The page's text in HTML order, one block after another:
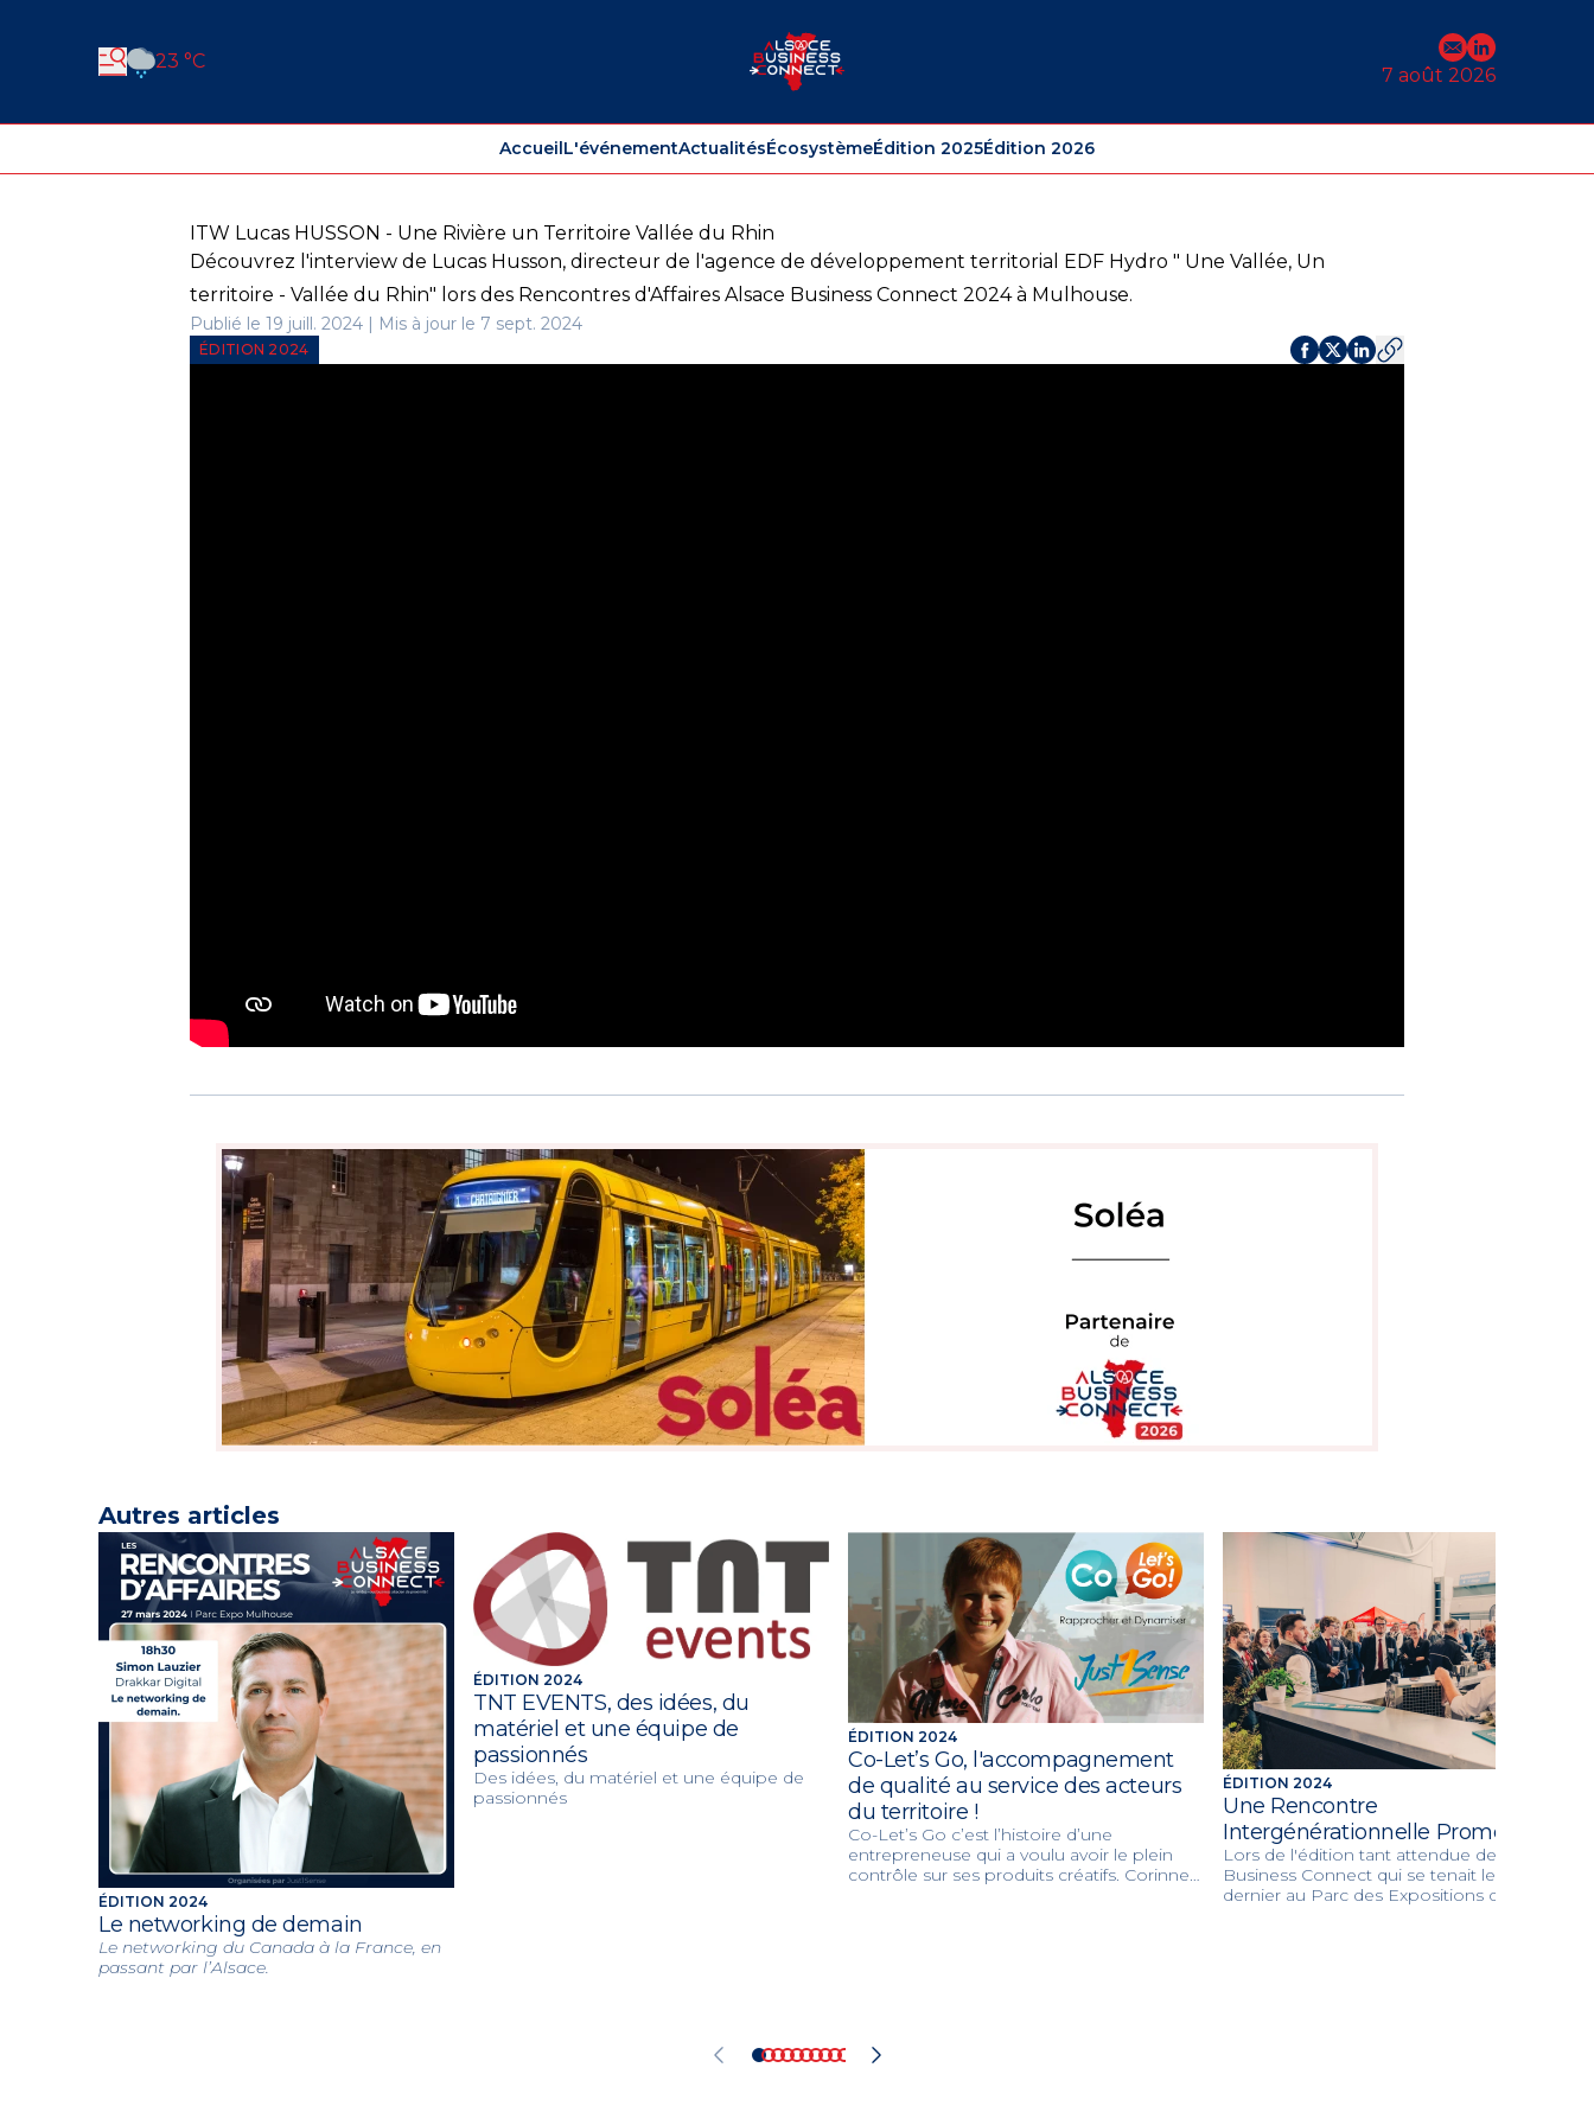
23 °C
E-mail
Profil
7 août 2026
AccueilL'événementActualitésÉcosystèmeÉdition 2025Édition 2026
ITW Lucas HUSSON - Une Rivière un Territoire Vallée du Rhin
Découvrez l'interview de Lucas Husson, directeur de l'agence de développement territorial EDF Hydro " Une Vallée, Un
territoire - Vallée du Rhin" lors des Rencontres d'Affaires Alsace Business Connect 2024 à Mulhouse.
Publié le 19 juill. 2024 | Mis à jour le 7 sept. 2024
ÉDITION 2024
Autres articles
ÉDITION 2024
Le networking de demain
Le networking du Canada à la France, en
passant par l’Alsace.
ÉDITION 2024
TNT EVENTS, des idées, du
matériel et une équipe de
passionnés
Des idées, du matériel et une équipe de
passionnés
ÉDITION 2024
Co-Let’s Go, l'accompagnement
de qualité au service des acteurs
du territoire !
Co-Let’s Go c’est l’histoire d’une
entrepreneuse qui a voulu avoir le plein
contrôle sur ses produits créatifs. Corinne
ÉDITION 2024
Une Rencontre
Intergénérationnelle Prometteuse
Lors de l'édition tant attendue de Alsace
Business Connect qui se tenait le 27 mars
dernier au Parc des Expositions de